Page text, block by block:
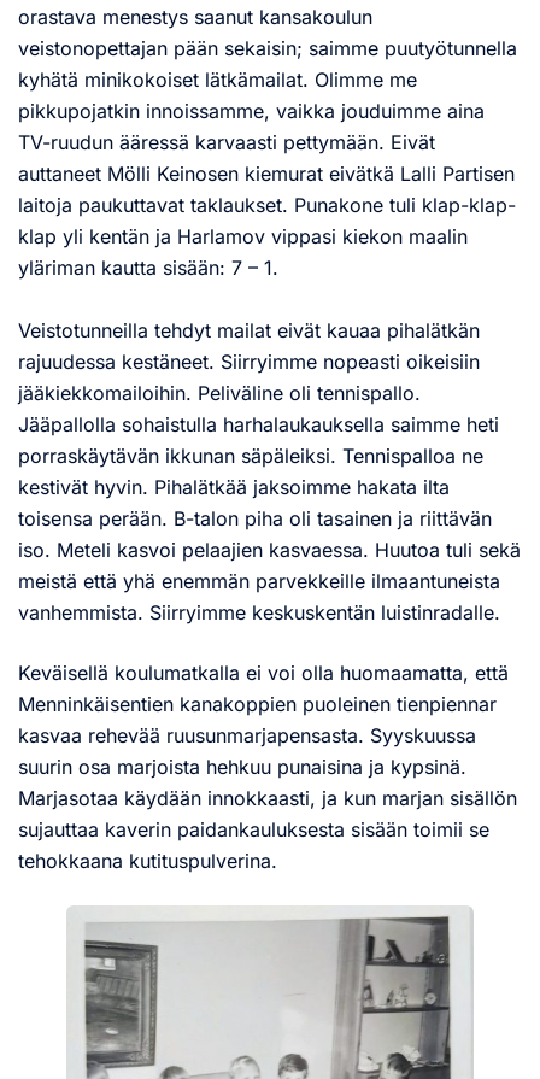
orastava menestys saanut kansakoulun
veistonopettajan pään sekaisin; saimme puutyötunnella
kyhätä minikokoiset lätkämailat. Olimme me
pikkupojatkin innoissamme, vaikka jouduimme aina
TV-ruudun ääressä karvaasti pettymään. Eivät
auttaneet Mölli Keinosen kiemurat eivätkä Lalli Partisen
laitoja paukuttavat taklaukset. Punakone tuli klap-klap-
klap yli kentän ja Harlamov vippasi kiekon maalin
yläriman kautta sisään: 7 – 1.
Veistotunneilla tehdyt mailat eivät kauaa pihalätkän
rajuudessa kestäneet. Siirryimme nopeasti oikeisiin
jääkiekkomailoihin. Peliväline oli tennispallo.
Jääpallolla sohaistulla harhalaukauksella saimme heti
porraskäytävän ikkunan säpäleiksi. Tennispalloa ne
kestivät hyvin. Pihalätkää jaksoimme hakata ilta
toisensa perään. B-talon piha oli tasainen ja riittävän
iso. Meteli kasvoi pelaajien kasvaessa. Huutoa tuli sekä
meistä että yhä enemmän parvekkeille ilmaantuneista
vanhemmista. Siirryimme keskuskentän luistinradalle.
Keväisellä koulumatkalla ei voi olla huomaamatta, että
Menninkäisentien kanakoppien puoleinen tienpiennar
kasvaa rehevää ruusunmarjapensasta. Syyskuussa
suurin osa marjoista hehkuu punaisina ja kypsinä.
Marjasotaa käydään innokkaasti, ja kun marjan sisällön
sujauttaa kaverin paidankauluksesta sisään toimii se
tehokkaana kutituspulverina.